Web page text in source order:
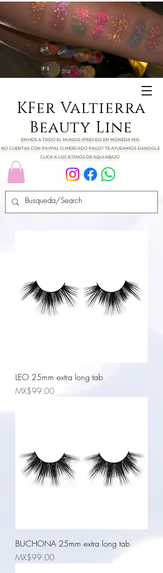
KFer Valtierra
Beauty Line
ENVIOS A TODO EL MUNDO (PRECIOS EN MONEDA MX)
NO CUENTAS CON PAYPAL O MERCADO PAGO? TE AYUDAMOS DANDOLE
CLICK A LOS ICONOS DE AQUI ABAJO
LEO 25mm extra long tab
Price
MX$99.00
BUCHONA 25mm extra long tab
Price
MX$99.00